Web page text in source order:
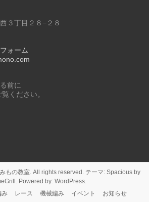
３丁目２８−２８
ォーム
前に
覧ください。
もの教室. All rights reserved. テーマ: Spaciousby
Powered by: WordPress.
み レース 機械編み イベント お知らせ